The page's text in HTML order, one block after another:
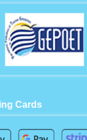
Cards